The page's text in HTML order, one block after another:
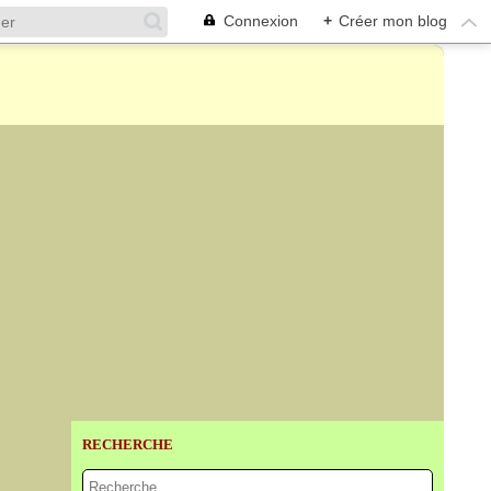
Connexion + Créer mon blog
RECHERCHE